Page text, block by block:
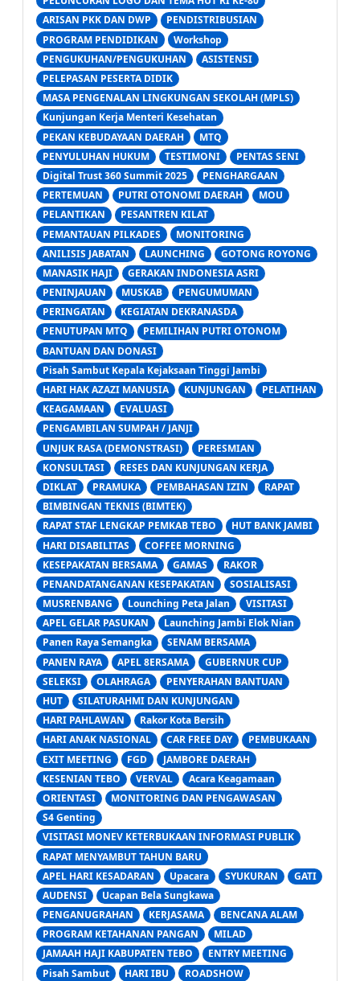
ARISAN PKK DAN DWP
PENDISTRIBUSIAN
PROGRAM PENDIDIKAN
Workshop
PENGUKUHAN/PENGUKUHAN
ASISTENSI
PELEPASAN PESERTA DIDIK
MASA PENGENALAN LINGKUNGAN SEKOLAH (MPLS)
Kunjungan Kerja Menteri Kesehatan
PEKAN KEBUDAYAAN DAERAH
MTQ
PENYULUHAN HUKUM
TESTIMONI
PENTAS SENI
Digital Trust 360 Summit 2025
PENGHARGAAN
PERTEMUAN
PUTRI OTONOMI DAERAH
MOU
PELANTIKAN
PESANTREN KILAT
PEMANTAUAN PILKADES
MONITORING
ANILISIS JABATAN
LAUNCHING
GOTONG ROYONG
MANASIK HAJI
GERAKAN INDONESIA ASRI
PENINJAUAN
MUSKAB
PENGUMUMAN
PERINGATAN
KEGIATAN DEKRANASDA
PENUTUPAN MTQ
PEMILIHAN PUTRI OTONOM
BANTUAN DAN DONASI
Pisah Sambut Kepala Kejaksaan Tinggi Jambi
HARI HAK AZAZI MANUSIA
KUNJUNGAN
PELATIHAN
KEAGAMAAN
EVALUASI
PENGAMBILAN SUMPAH / JANJI
UNJUK RASA (DEMONSTRASI)
PERESMIAN
KONSULTASI
RESES DAN KUNJUNGAN KERJA
DIKLAT
PRAMUKA PEMBAHASAN IZIN
RAPAT
BIMBINGAN TEKNIS (BIMTEK)
RAPAT STAF LENGKAP PEMKAB TEBO
HUT BANK JAMBI
HARI DISABILITAS
COFFEE MORNING
KESEPAKATAN BERSAMA
GAMAS
RAKOR
PENANDATANGANAN KESEPAKATAN
SOSIALISASI
MUSRENBANG
Lounching Peta Jalan
VISITASI
APEL GELAR PASUKAN
Launching Jambi Elok Nian
Panen Raya Semangka
SENAM BERSAMA
PANEN RAYA
APEL 8ERSAMA
GUBERNUR CUP
SELEKSI
OLAHRAGA
PENYERAHAN BANTUAN
HUT
SILATURAHMI DAN KUNJUNGAN
HARI PAHLAWAN
Rakor Kota Bersih
HARI ANAK NASIONAL
CAR FREE DAY
PEMBUKAAN
EXIT MEETING
FGD
JAMBORE DAERAH
KESENIAN TEBO
VERVAL
Acara Keagamaan
ORIENTASI
MONITORING DAN PENGAWASAN
S4 Genting
VISITASI MONEV KETERBUKAAN INFORMASI PUBLIK
RAPAT MENYAMBUT TAHUN BARU
APEL HARI KESADARAN
Upacara SYUKURAN
GATI
AUDENSI
Ucapan Bela Sungkawa
PENGANUGRAHAN
KERJASAMA
BENCANA ALAM
PROGRAM KETAHANAN PANGAN
MILAD
JAMAAH HAJI KABUPATEN TEBO
ENTRY MEETING
Pisah Sambut
HARI IBU
ROADSHOW